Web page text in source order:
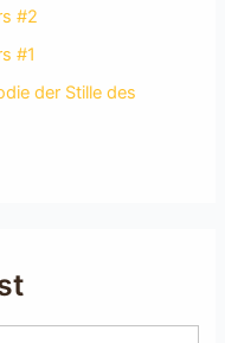
#2
#1
der Stille des